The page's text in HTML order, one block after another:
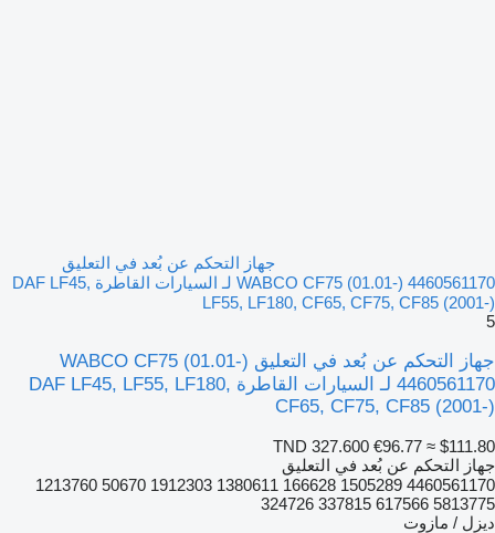
جهاز التحكم عن بُعد في التعليق
WABCO CF75 (01.01-) 4460561170 لـ السيارات القاطرة DAF LF45,
LF55, LF180, CF65, CF75, CF85 (2001-)
5
جهاز التحكم عن بُعد في التعليق WABCO CF75 (01.01-)
4460561170 لـ السيارات القاطرة DAF LF45, LF55, LF180,
CF65, CF75, CF85 (2001-)
TND 327.600 €96.77 ≈ $111.80
جهاز التحكم عن بُعد في التعليق
4460561170 1505289 166628 1380611 1912303 50670 1213760
5813775 617566 337815 324726
ديزل / مازوت